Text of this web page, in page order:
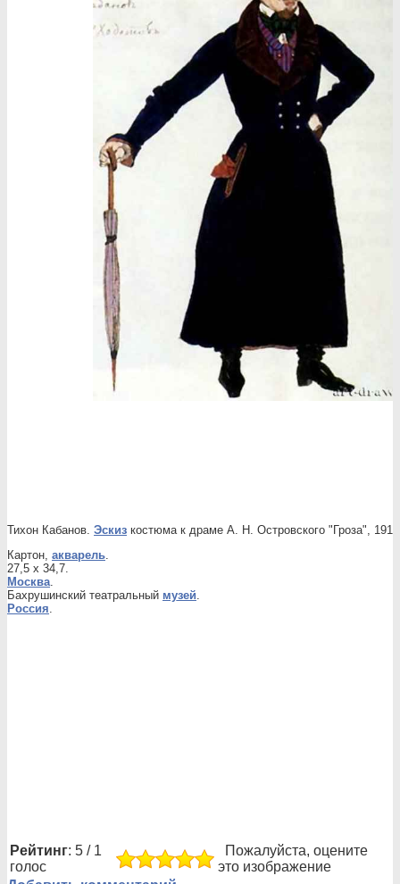
Тихон Кабанов. Эскиз костюма к драме А. Н. Островского "Гроза",
Картон, акварель.
27,5 x 34,7.
Москва.
Бахрушинский театральный музей.
Россия.
Рейтинг: 5 / 1
голос
Пожалуйста, оцените
это изображение